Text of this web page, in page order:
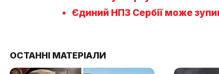
Єдиний НПЗ Сербії може
ОСТАННІ МАТЕРІАЛИ